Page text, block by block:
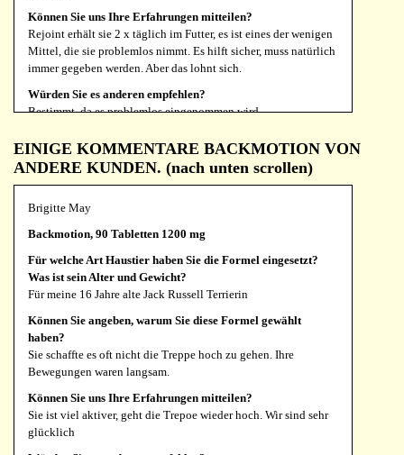
Können Sie uns Ihre Erfahrungen mitteilen?
Rejoint erhält sie 2 x täglich im Futter, es ist eines der wenigen
Mittel, die sie problemlos nimmt. Es hilft sicher, muss natürlich
immer gegeben werden. Aber das lohnt sich.
Würden Sie es anderen empfehlen?
Bestimmt, da es problemlos eingenommen wird.
Daniela Mehringer
Was ist sein Alter und Gewicht?
Deutsche Dogge, 5,5 Jahre, Rüde, ca. 65 kg
Können Sie angeben, warum Sie diese Formel gewählt
haben?
Ich habe auf Ihrer Homepage recherchiert
Können Sie uns Ihre Erfahrungen mitteilen?
Der Rüde hat Spondylosen. Aufgrund von Front-/Backmotion
und Rejoint läuft er deutlich besser.
Würden Sie es anderen empfehlen?
Auf jeden Fall.
EINIGE KOMMENTARE BACKMOTION VON
ANDERE KUNDEN. (nach unten scrollen)
Brigitte May
Backmotion, 90 Tabletten 1200 mg
Für welche Art Haustier haben Sie die Formel eingesetzt?
Was ist sein Alter und Gewicht?
Für meine 16 Jahre alte Jack Russell Terrierin
Können Sie angeben, warum Sie diese Formel gewählt
haben?
Sie schaffte es oft nicht die Treppe hoch zu gehen. Ihre
Bewegungen waren langsam.
Können Sie uns Ihre Erfahrungen mitteilen?
Sie ist viel aktiver, geht die Trepoe wieder hoch. Wir sind sehr
glücklich